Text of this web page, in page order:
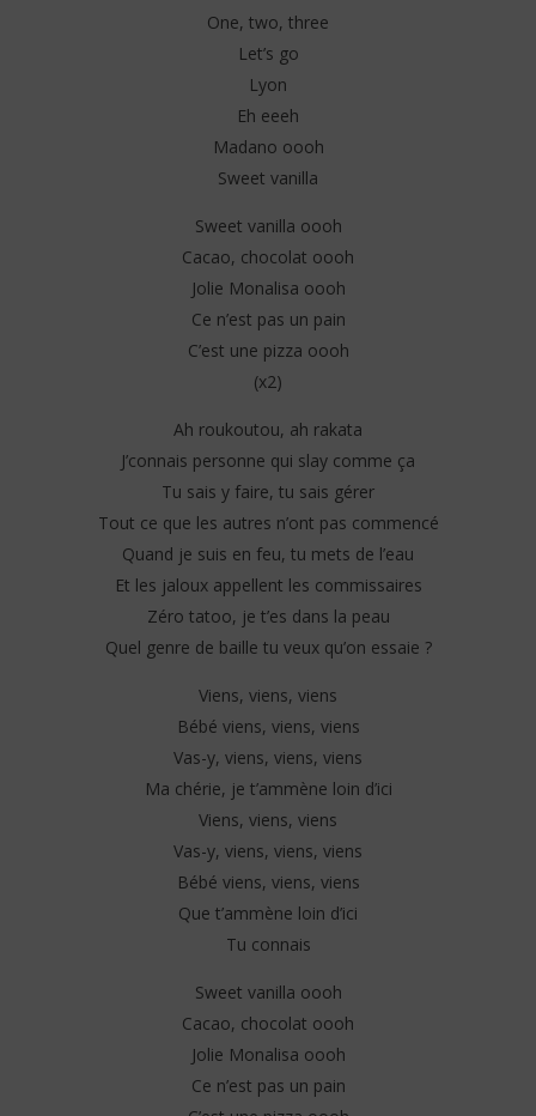
NOW VIEWING
Madano ft Fanicko – Sweet Vanilla (Lyrics)
One, two, three
Let’s go
Lyon
Eh eeeh
Madano oooh
Sweet vanilla
Sweet vanilla oooh
Cacao, chocolat oooh
Jolie Monalisa oooh
Ce n’est pas un pain
C’est une pizza oooh
(x2)
Ah roukoutou, ah rakata
J’connais personne qui slay comme ça
Tu sais y faire, tu sais gérer
Tout ce que les autres n’ont pas commencé
Quand je suis en feu, tu mets de l’eau
Et les jaloux appellent les commissaires
Zéro tatoo, je t’es dans la peau
Quel genre de baille tu veux qu’on essaie ?
Viens, viens, viens
Bébé viens, viens, viens
Vas-y, viens, viens, viens
Ma chérie, je t’ammène loin d’ici
Viens, viens, viens
Vas-y, viens, viens, viens
Bébé viens, viens, viens
Que t’ammène loin d’ici
Tu connais
Sweet vanilla oooh
Cacao, chocolat oooh
Jolie Monalisa oooh
Ce n’est pas un pain